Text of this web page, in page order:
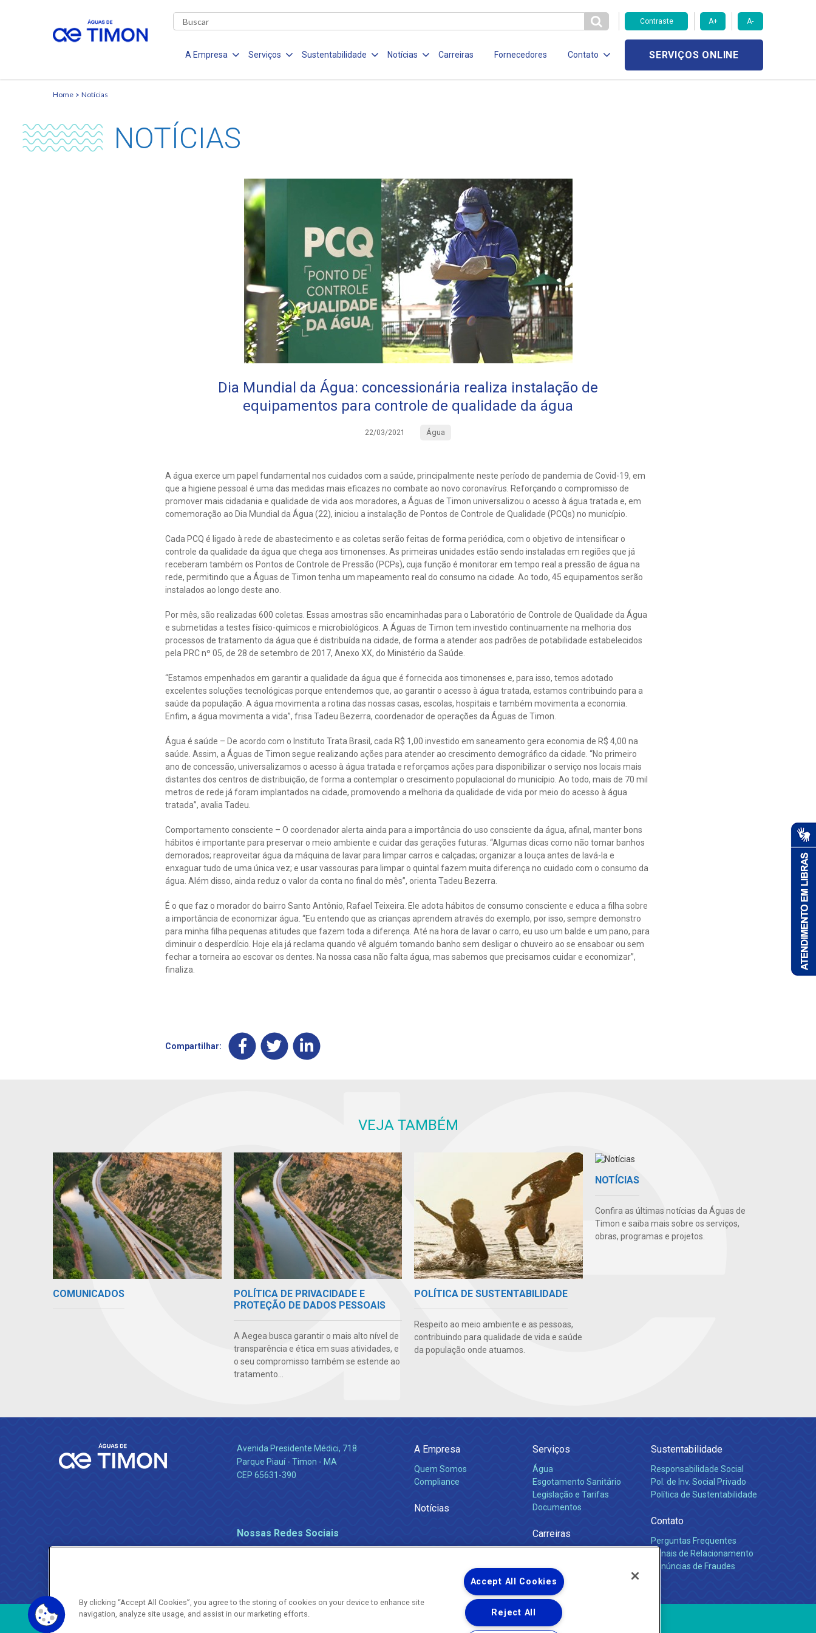
Contraste A+ A-
A Empresa Serviços Sustentabilidade Notícias Carreiras Fornecedores Contato SERVIÇOS ONLINE
Home Notícias
NOTÍCIAS
Dia Mundial da Água: concessionária realiza instalação de
equipamentos para controle de qualidade da água
22/03/2021 Água
A água exerce um papel fundamental nos cuidados com a saúde, principalmente neste período de pandemia de Covid-19, em
que a higiene pessoal é uma das medidas mais eficazes no combate ao novo coronavírus. Reforçando o compromisso de
promover mais cidadania e qualidade de vida aos moradores, a Águas de Timon universalizou o acesso à água tratada e, em
comemoração ao Dia Mundial da Água (22), iniciou a instalação de Pontos de Controle de Qualidade (PCQs) no município.
Cada PCQ é ligado à rede de abastecimento e as coletas serão feitas de forma periódica, com o objetivo de intensificar o
controle da qualidade da água que chega aos timonenses. As primeiras unidades estão sendo instaladas em regiões que já
receberam também os Pontos de Controle de Pressão (PCPs), cuja função é monitorar em tempo real a pressão de água na
rede, permitindo que a Águas de Timon tenha um mapeamento real do consumo na cidade. Ao todo, 45 equipamentos serão
instalados ao longo deste ano.
Por mês, são realizadas 600 coletas. Essas amostras são encaminhadas para o Laboratório de Controle de Qualidade da Água
e submetidas a testes físico-químicos e microbiológicos. A Águas de Timon tem investido continuamente na melhoria dos
processos de tratamento da água que é distribuída na cidade, de forma a atender aos padrões de potabilidade estabelecidos
pela PRC nº 05, de 28 de setembro de 2017, Anexo XX, do Ministério da Saúde.
“Estamos empenhados em garantir a qualidade da água que é fornecida aos timonenses e, para isso, temos adotado
excelentes soluções tecnológicas porque entendemos que, ao garantir o acesso à água tratada, estamos contribuindo para a
saúde da população. A água movimenta a rotina das nossas casas, escolas, hospitais e também movimenta a economia.
Enfim, a água movimenta a vida”, frisa Tadeu Bezerra, coordenador de operações da Águas de Timon.
Água é saúde – De acordo com o Instituto Trata Brasil, cada R$ 1,00 investido em saneamento gera economia de R$ 4,00 na
saúde. Assim, a Águas de Timon segue realizando ações para atender ao crescimento demográfico da cidade. “No primeiro
ano de concessão, universalizamos o acesso à água tratada e reforçamos ações para disponibilizar o serviço nos locais mais
distantes dos centros de distribuição, de forma a contemplar o crescimento populacional do município. Ao todo, mais de 70 mil
metros de rede já foram implantados na cidade, promovendo a melhoria da qualidade de vida por meio do acesso à água
tratada”, avalia Tadeu.
Comportamento consciente – O coordenador alerta ainda para a importância do uso consciente da água, afinal, manter bons
hábitos é importante para preservar o meio ambiente e cuidar das gerações futuras. “Algumas dicas como não tomar banhos
demorados; reaproveitar água da máquina de lavar para limpar carros e calçadas; organizar a louça antes de lavá-la e
enxaguar tudo de uma única vez; e usar vassouras para limpar o quintal fazem muita diferença no cuidado com o consumo da
água. Além disso, ainda reduz o valor da conta no final do mês”, orienta Tadeu Bezerra.
É o que faz o morador do bairro Santo Antônio, Rafael Teixeira. Ele adota hábitos de consumo consciente e educa a filha sobre
a importância de economizar água. “Eu entendo que as crianças aprendem através do exemplo, por isso, sempre demonstro
para minha filha pequenas atitudes que fazem toda a diferença. Até na hora de lavar o carro, eu uso um balde e um pano, para
diminuir o desperdício. Hoje ela já reclama quando vê alguém tomando banho sem desligar o chuveiro ao se ensaboar ou sem
fechar a torneira ao escovar os dentes. Na nossa casa não falta água, mas sabemos que precisamos cuidar e economizar”,
finaliza.
Compartilhar:
VEJA TAMBÉM
COMUNICADOS
POLÍTICA DE PRIVACIDADE E
PROTEÇÃO DE DADOS PESSOAIS
A Aegea busca garantir o mais alto nível de
transparência e ética em suas atividades, e
o seu compromisso também se estende ao
tratamento...
POLÍTICA DE SUSTENTABILIDADE
Respeito ao meio ambiente e as pessoas,
contribuindo para qualidade de vida e saúde
da população onde atuamos.
NOTÍCIAS
Confira as últimas notícias da Águas de
Timon e saiba mais sobre os serviços,
obras, programas e projetos.
Avenida Presidente Médici, 718
Parque Piauí - Timon - MA
CEP 65631-390
Nossas Redes Sociais
A Empresa
Quem Somos
Compliance
Notícias
Serviços
Água
Esgotamento Sanitário
Legislação e Tarifas
Documentos
Carreiras
Sustentabilidade
Responsabilidade Social
Pol. de Inv. Social Privado
Política de Sustentabilidade
Contato
Perguntas Frequentes
Canais de Relacionamento
Denúncias de Fraudes
Copyright ® 2026 - Todos os Direitos Reservados.
By clicking “Accept All Cookies”, you agree to the storing of cookies on your device to enhance site
navigation, analyze site usage, and assist in our marketing efforts.
Accept All Cookies
Reject All